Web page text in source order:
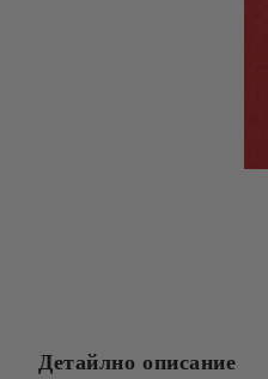
Детайлно описание